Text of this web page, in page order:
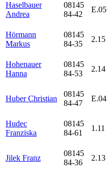
Haselbauer
Andrea
08145
84-42
E.05
Hörmann
Markus
08145
84-35
2.15
Hohenauer
Hanna
08145
84-53
2.14
Huber Christian
08145
84-47
E.04
Hudec
Franziska
08145
84-61
1.11
Jilek Franz
08145
84-36
2.13